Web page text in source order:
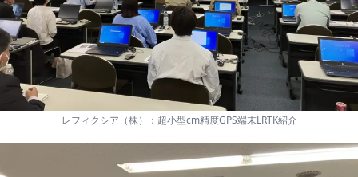
レフィクシア（株）：超小型cm精度GPS端末LRTK紹介